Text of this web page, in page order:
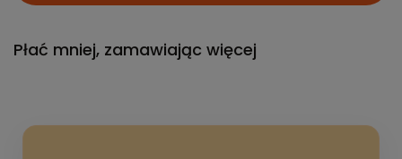
Płać mniej, zamawiając więcej